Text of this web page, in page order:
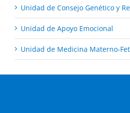
Unidad de Consejo Genético y
Unidad de Apoyo Emocional
Unidad de Medicina Materno-